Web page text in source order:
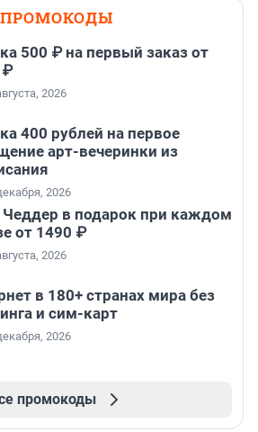
ПРОМОКОДЫ
500 ₽ на первый заказ от
₽
2026
400 рублей на первое
арт-вечеринки из
2026
Чеддер в подарок при каждом
от 1490 ₽
2026
в 180+ странах мира без
и сим-карт
2026
промокоды